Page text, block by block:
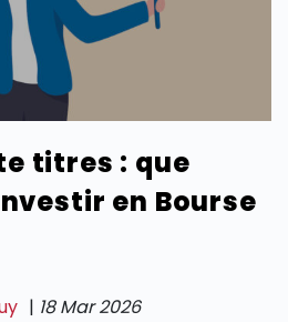
titres : que
en Bourse
| 18 Mar 2026